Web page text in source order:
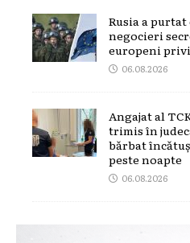
Rusia a
negocieri
europeni
06.08.2026
Angajat al
trimis în
bărbat
peste noapte
06.08.2026